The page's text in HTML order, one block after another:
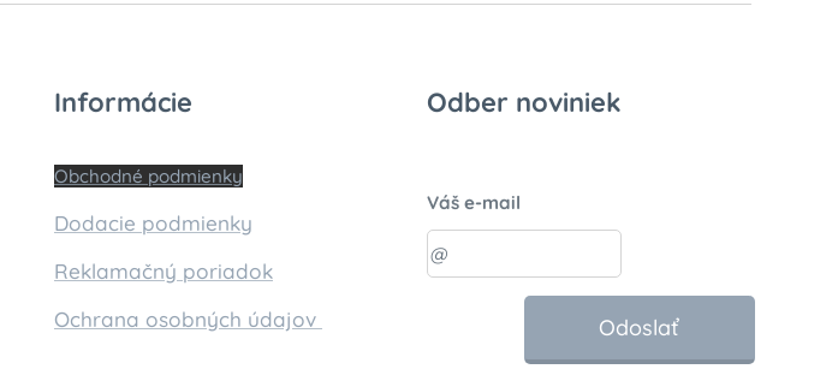
Informácie
Obchodné podmienky
Dodacie podmienky
Reklamačný poriadok
Ochrana osobných údajov
Odber noviniek
Váš e-mail
Odoslať